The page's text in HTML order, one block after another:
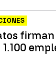
firman